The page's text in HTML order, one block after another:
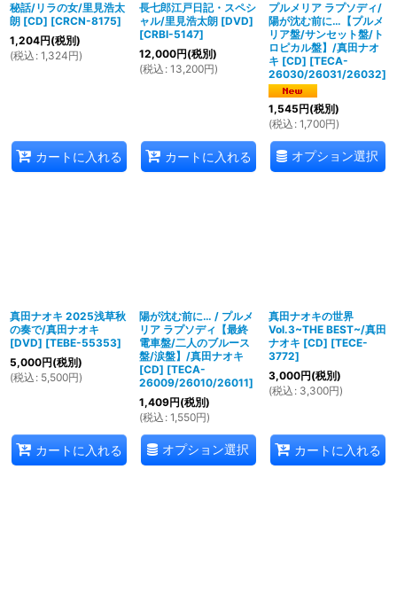
秘話/リラの女/里見浩太
朗 [CD] [CRCN-8175]
1,204円(税別)
(税込 : 1,324円)
カートに入れる
長七郎江戸日記・スペシ
ャル/里見浩太朗 [DVD]
[CRBI-5147]
12,000円(税別)
(税込 : 13,200円)
カートに入れる
プルメリア ラプソディ/
陽が沈む前に…【プルメ
リア盤/サンセット盤/ト
ロピカル盤】/真田ナオ
キ [CD] [TECA-
26030/26031/26032]
1,545円(税別)
(税込 : 1,700円)
オプション選択
真田ナオキ 2025浅草秋
の奏で/真田ナオキ
[DVD] [TEBE-55353]
5,000円(税別)
(税込 : 5,500円)
カートに入れる
陽が沈む前に… / プルメ
リア ラプソディ【最終
電車盤/二人のブルース
盤/涙盤】/真田ナオキ
[CD] [TECA-
26009/26010/26011]
1,409円(税別)
(税込 : 1,550円)
オプション選択
真田ナオキの世界
Vol.3~THE BEST~/真田
ナオキ [CD] [TECE-
3772]
3,000円(税別)
(税込 : 3,300円)
カートに入れる